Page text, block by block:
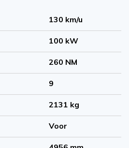
130 km/u
100 kW
260 NM
9
2131 kg
Voor